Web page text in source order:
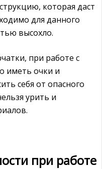
которая даст
для данного
высохло.
при работе с
иметь очки и
себя от опасного
урить и
при работе